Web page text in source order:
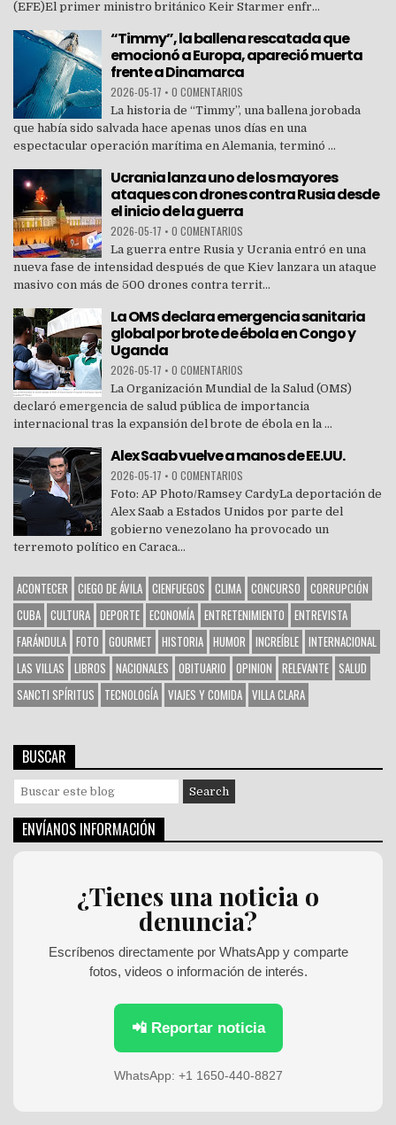
(EFE)El primer ministro británico Keir Starmer enfr...
“Timmy”, la ballena rescatada que
emocionó a Europa, apareció muerta
frente a Dinamarca
2026-05-17 • 0 COMENTARIOS
La historia de “Timmy”, una ballena jorobada
que había sido salvada hace apenas unos días en una
espectacular operación marítima en Alemania, terminó ...
Ucrania lanza uno de los mayores
ataques con drones contra Rusia desde
el inicio de la guerra
2026-05-17 • 0 COMENTARIOS
La guerra entre Rusia y Ucrania entró en una
nueva fase de intensidad después de que Kiev lanzara un ataque
masivo con más de 500 drones contra territ...
La OMS declara emergencia sanitaria
global por brote de ébola en Congo y
Uganda
2026-05-17 • 0 COMENTARIOS
La Organización Mundial de la Salud (OMS)
declaró emergencia de salud pública de importancia
internacional tras la expansión del brote de ébola en la ...
Alex Saab vuelve a manos de EE.UU.
2026-05-17 • 0 COMENTARIOS
Foto: AP Photo/Ramsey CardyLa deportación de
Alex Saab a Estados Unidos por parte del
gobierno venezolano ha provocado un
terremoto político en Caraca...
ACONTECER CIEGO DE ÁVILA CIENFUEGOS CLIMA CONCURSO CORRUPCIÓN
CUBA CULTURA DEPORTE ECONOMÍA ENTRETENIMIENTO ENTREVISTA
FARÁNDULA FOTO GOURMET HISTORIA HUMOR INCREÍBLE INTERNACIONAL
LAS VILLAS LIBROS NACIONALES OBITUARIO OPINION RELEVANTE SALUD
SANCTI SPÍRITUS
TECNOLOGÍA VIAJES Y COMIDA VILLA CLARA
BUSCAR
e
r
ENVÍANOS INFORMACIÓN
¿Tienes una noticia o
denuncia?
Escríbenos directamente por WhatsApp y comparte
fotos, videos o información de interés.
📲 Reportar noticia
WhatsApp: +1 1650-440-8827